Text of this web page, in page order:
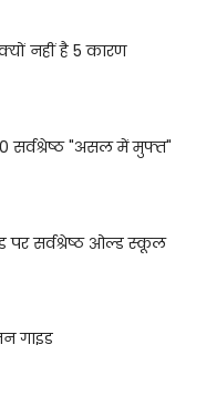
नहीं है 5 कारण
सर्वश्रेष्ठ "असल में मुफ्त"
पर सर्वश्रेष्ठ ओल्ड स्कूल
गाइड